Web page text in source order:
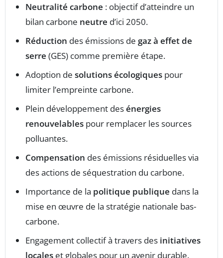
Neutralité carbone : objectif d’atteindre un
bilan carbone neutre d’ici 2050.
Réduction des émissions de gaz à effet de
serre (GES) comme première étape.
Adoption de solutions écologiques pour
limiter l’empreinte carbone.
Plein développement desénergies
renouvelables pour remplacer les sources
polluantes.
Compensation des émissions résiduelles via
des actions de séquestration du carbone.
Importance de la politique publique dans la
mise en œuvre de la stratégie nationale bas-
carbone.
Engagement collectif à travers des initiatives
locales et globales pour un avenir durable.